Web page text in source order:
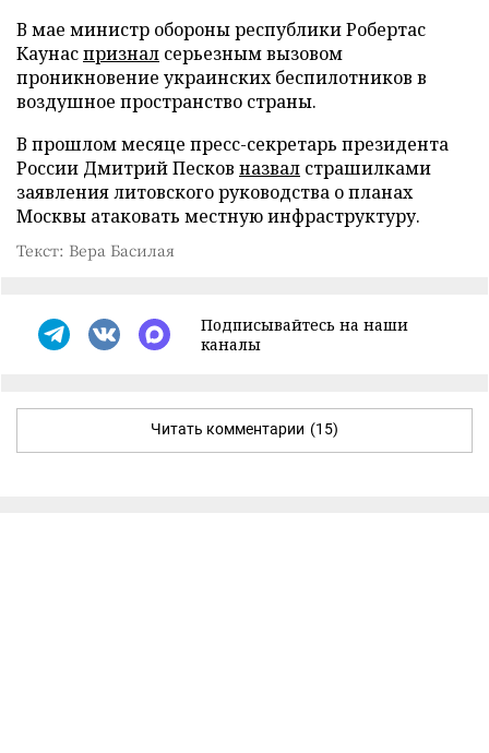
В мае министр обороны республики Робертас
Каунаспризнал серьезным вызовом
проникновение украинских беспилотников в
воздушное пространство страны.
В прошлом месяце пресс-секретарь президента
России Дмитрий Песков назвал страшилками
заявления литовского руководства о планах
Москвы атаковать местную инфраструктуру.
Текст: Вера Басилая
Подписывайтесь на наши
каналы
Читать комментарии (15)